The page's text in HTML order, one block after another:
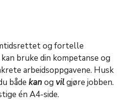
og fortelle
bruke din kompetanse og
arbeidsoppgavene. Husk
både kanog vilgjøre jobben.
én A4-side.